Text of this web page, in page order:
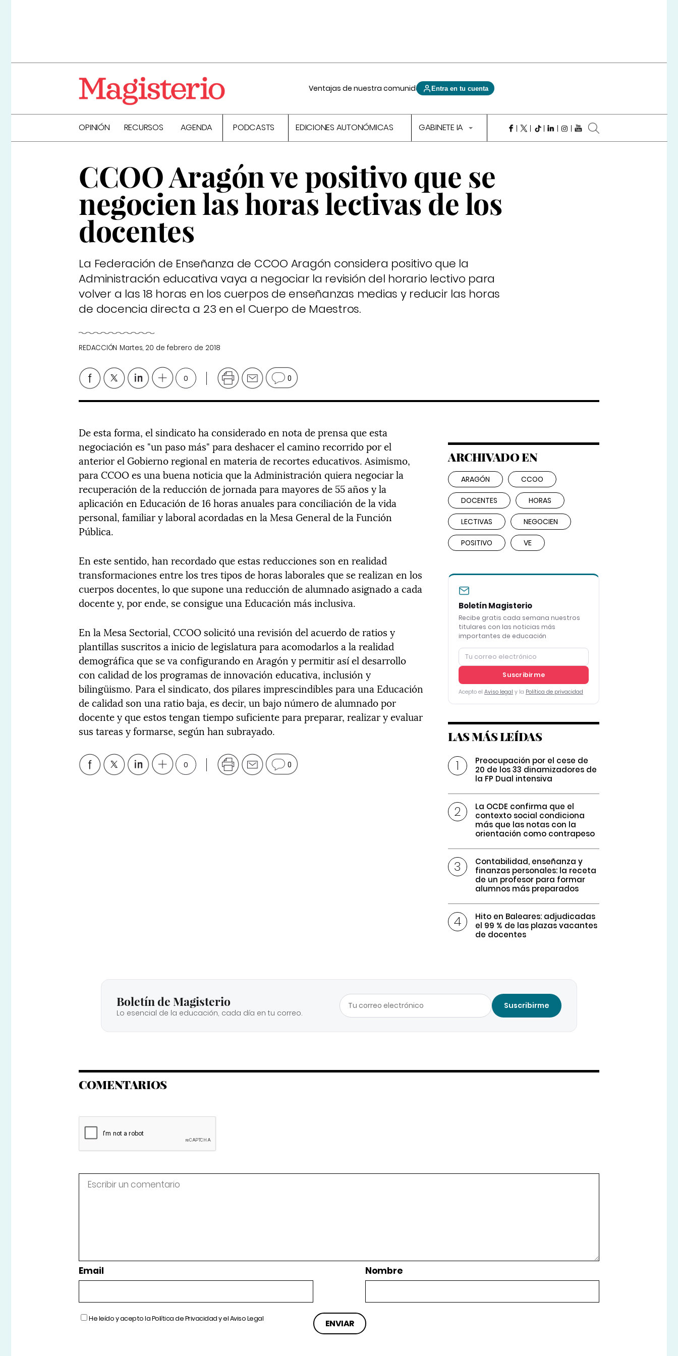
Ventajas de nuestra comunidad Entra en tu cuenta
OPINIÓN RECURSOS AGENDA PODCASTS EDICIONES AUTONÓMICAS GABINETE IA
CCOO Aragón ve positivo que se
negocien las horas lectivas de los
docentes
La Federación de Enseñanza de CCOO Aragón considera positivo que la
Administración educativa vaya a negociar la revisión del horario lectivo para
volver a las 18 horas en los cuerpos de enseñanzas medias y reducir las horas
de docencia directa a 23 en el Cuerpo de Maestros.
REDACCIÓN Martes, 20 de febrero de 2018
0 0
De esta forma, el sindicato ha considerado en nota de prensa que esta
negociación es "un paso más" para deshacer el camino recorrido por el
anterior el Gobierno regional en materia de recortes educativos. Asimismo,
para CCOO es una buena noticia que la Administración quiera negociar la
recuperación de la reducción de jornada para mayores de 55 años y la
aplicación en Educación de 16 horas anuales para conciliación de la vida
personal, familiar y laboral acordadas en la Mesa General de la Función
Pública.
En este sentido, han recordado que estas reducciones son en realidad
transformaciones entre los tres tipos de horas laborales que se realizan en los
cuerpos docentes, lo que supone una reducción de alumnado asignado a cada
docente y, por ende, se consigue una Educación más inclusiva.
En la Mesa Sectorial, CCOO solicitó una revisión del acuerdo de ratios y
plantillas suscritos a inicio de legislatura para acomodarlos a la realidad
demográfica que se va configurando en Aragón y permitir así el desarrollo
con calidad de los programas de innovación educativa, inclusión y
bilingüismo. Para el sindicato, dos pilares imprescindibles para una Educación
de calidad son una ratio baja, es decir, un bajo número de alumnado por
docente y que estos tengan tiempo suficiente para preparar, realizar y evaluar
sus tareas y formarse, según han subrayado.
0 0
ARCHIVADO EN
ARAGÓN CCOO
DOCENTES HORAS
LECTIVAS NEGOCIEN
POSITIVO VE
Boletín Magisterio
Recibe gratis cada semana nuestros
titulares con las noticias más
importantes de educación
Suscribirme
Acepto el Aviso legal y la Política de privacidad
LAS MÁS LEÍDAS
Preocupación por el cese de
20 de los 33 dinamizadores de
la FP Dual intensiva
La OCDE confirma que el
contexto social condiciona
más que las notas con la
orientación como contrapeso
Contabilidad, enseñanza y
finanzas personales: la receta
de un profesor para formar
alumnos más preparados
Hito en Baleares: adjudicadas
el 99 % de las plazas vacantes
de docentes
Boletín de Magisterio
Lo esencial de la educación, cada día en tu correo.
Suscribirme
COMENTARIOS
Email Nombre
He leído y acepto laPolítica de Privacidady elAviso Legal